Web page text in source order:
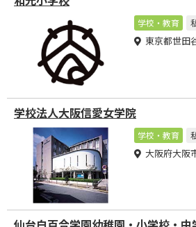
学校・教育
東京都世田
学校法人大阪信愛女学院
学校・教育
大阪府大阪